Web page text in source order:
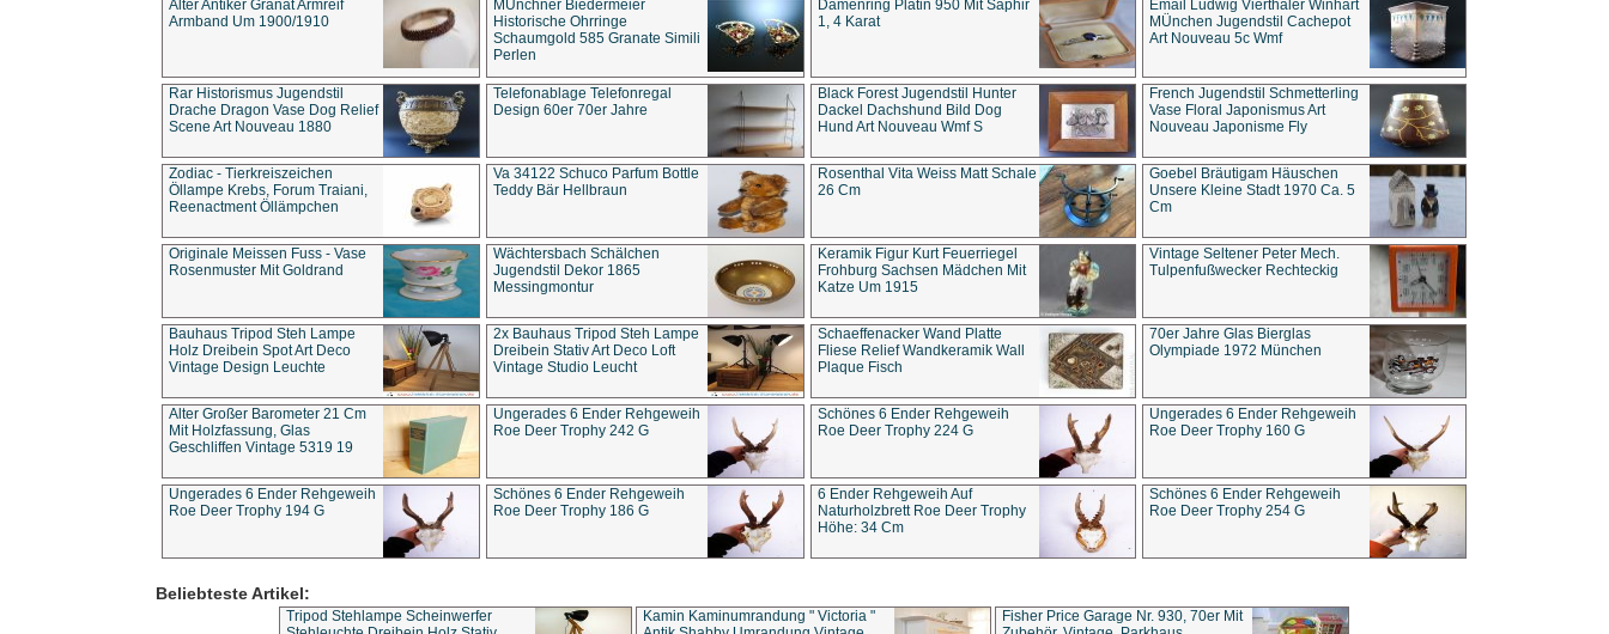
Alter Antiker Granat Armreif
Armband Um 1900/1910
MÜnchner Biedermeier
Historische Ohrringe
Schaumgold 585 Granate Simili
Perlen
Damenring Platin 950 Mit Saphir
1, 4 Karat
Email Ludwig Vierthaler Winhart
MÜnchen Jugendstil Cachepot
Art Nouveau 5c Wmf
Rar Historismus Jugendstil
Drache Dragon Vase Dog Relief
Scene Art Nouveau 1880
Telefonablage Telefonregal
Design 60er 70er Jahre
Black Forest Jugendstil Hunter
Dackel Dachshund Bild Dog
Hund Art Nouveau Wmf S
French Jugendstil Schmetterling
Vase Floral Japonismus Art
Nouveau Japonisme Fly
Zodiac - Tierkreiszeichen
Öllampe Krebs, Forum Traiani,
Reenactment Öllämpchen
Va 34122 Schuco Parfum Bottle
Teddy Bär Hellbraun
Rosenthal Vita Weiss Matt Schale
26 Cm
Goebel Bräutigam Häuschen
Unsere Kleine Stadt 1970 Ca. 5
Cm
Originale Meissen Fuss - Vase
Rosenmuster Mit Goldrand
Wächtersbach Schälchen
Jugendstil Dekor 1865
Messingmontur
Keramik Figur Kurt Feuerriegel
Frohburg Sachsen Mädchen Mit
Katze Um 1915
Vintage Seltener Peter Mech.
Tulpenfußwecker Rechteckig
Bauhaus Tripod Steh Lampe
Holz Dreibein Spot Art Deco
Vintage Design Leuchte
2x Bauhaus Tripod Steh Lampe
Dreibein Stativ Art Deco Loft
Vintage Studio Leucht
Schaeffenacker Wand Platte
Fliese Relief Wandkeramik Wall
Plaque Fisch
70er Jahre Glas Bierglas
Olympiade 1972 München
Alter Großer Barometer 21 Cm
Mit Holzfassung, Glas
Geschliffen Vintage 5319 19
Ungerades 6 Ender Rehgeweih
Roe Deer Trophy 242 G
Schönes 6 Ender Rehgeweih
Roe Deer Trophy 224 G
Ungerades 6 Ender Rehgeweih
Roe Deer Trophy 160 G
Ungerades 6 Ender Rehgeweih
Roe Deer Trophy 194 G
Schönes 6 Ender Rehgeweih
Roe Deer Trophy 186 G
6 Ender Rehgeweih Auf
Naturholzbrett Roe Deer Trophy
Höhe: 34 Cm
Schönes 6 Ender Rehgeweih
Roe Deer Trophy 254 G
Beliebteste Artikel:
Tripod Stehlampe Scheinwerfer
Kamin Kaminumrandung " Victoria "
Fisher Price Garage Nr. 930, 70er Mit